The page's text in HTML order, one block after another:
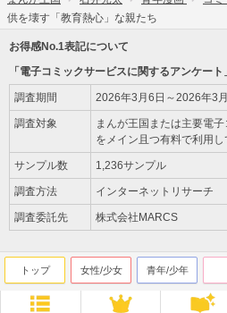
供を壊す「教育熱心」な親たち
お得感No.1表記について
「電子コミックサービスに関するアンケート
調査期間 2026年3月6日～2026年3
調査対象
まんが王国または主要電
をメイン且つ有料で利用
サンプル数 1,236サンプル
調査方法 インターネットリサーチ
調査委託先 株式会社MARCS
トップ 女性/少女 青年/少年